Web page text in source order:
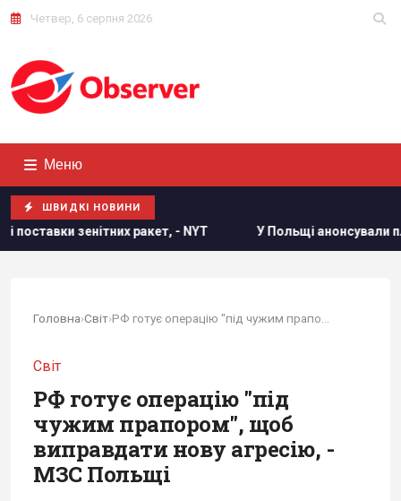
Четвер, 6 серпня 2026
Меню
ШВИДКІ НОВИНИ
У Польщі анонсували плани з масової депортації
Головна›Світ›
Світ
РФ готує операцію "під
чужим прапором", щоб
виправдати нову агресію, -
МЗС Польщі